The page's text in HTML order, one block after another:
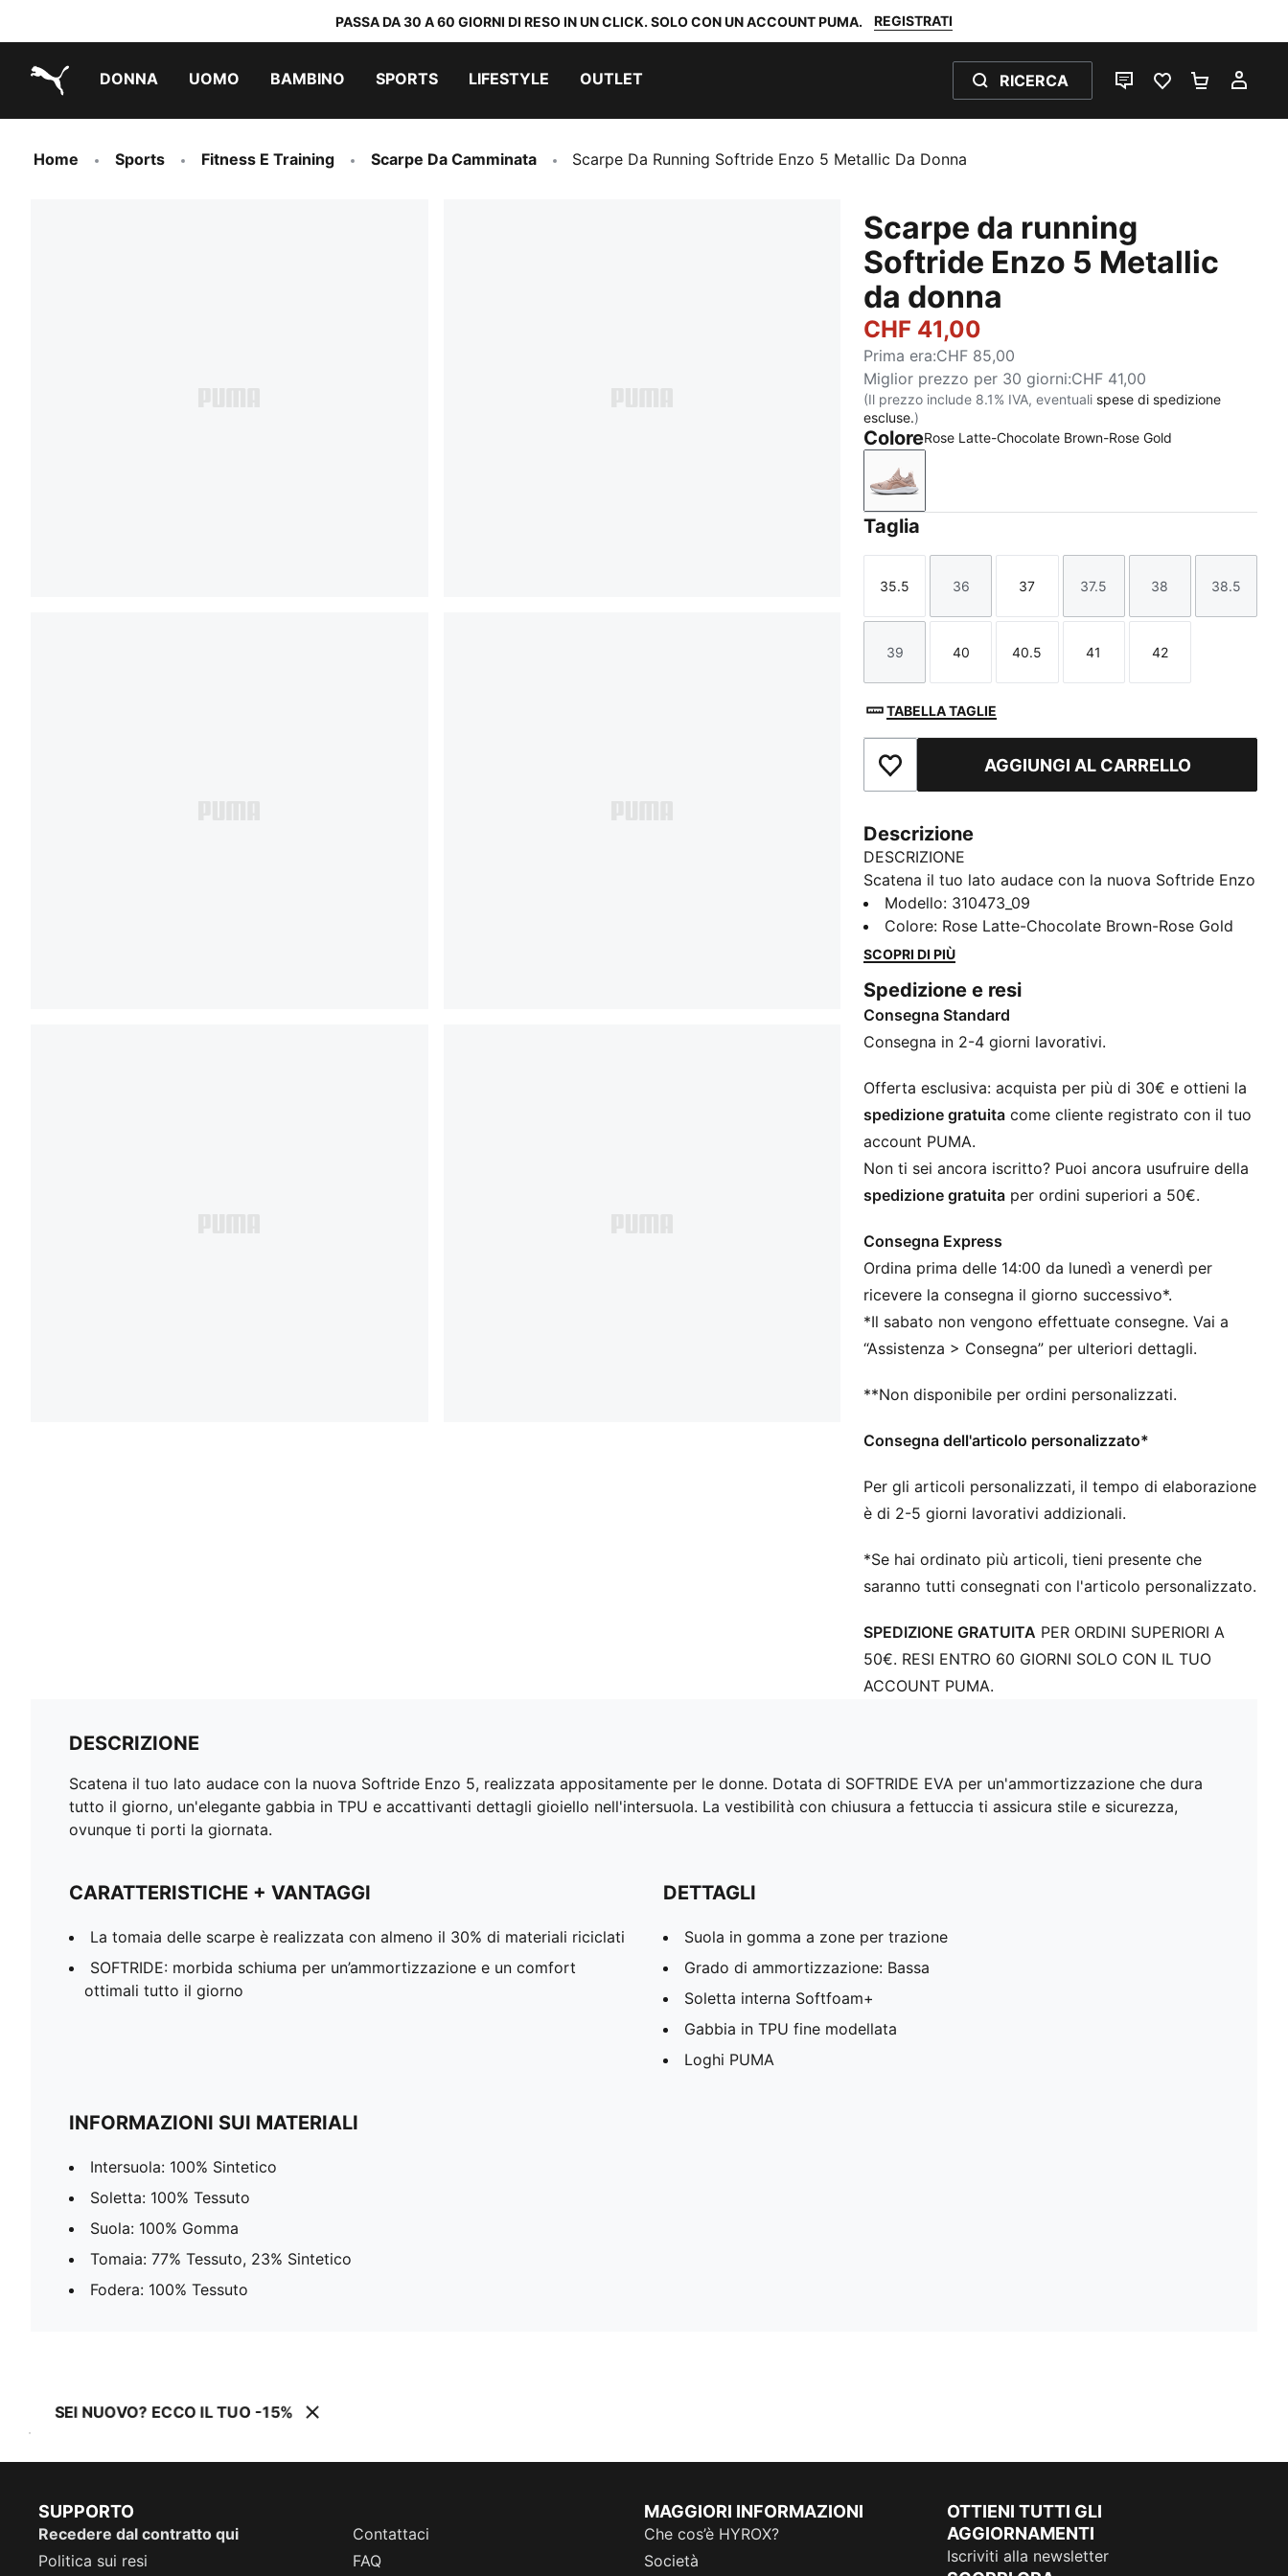
PASSA DA 30 A 60 GIORNI DI RESO IN UN CLICK. SOLO CON UN ACCOUNT PUMA. REGISTRATI
DONNA UOMO BAMBINO SPORTS LIFESTYLE OUTLET RICERCA
CHAT PREFERITI 0
Home Sports Fitness E Training Scarpe Da Camminata Scarpe Da Running Softride Enzo 5 Metallic Da Donna
Scarpe da running
Softride Enzo 5 Metallic
da donna
CHF 41,00
Prima era:CHF 85,00
Miglior prezzo per 30 giorni:CHF 41,00
(Il prezzo include 8.1% IVA, eventuali spese di spedizione
escluse.)
ColoreRose Latte-Chocolate Brown-Rose Gold
Rose Latte-Chocolate Brown-Rose Gold
Taglia
Taglia
35.5
Taglia
36
Taglia
37
Taglia
37.5
Taglia
38
Taglia
38.5
Taglia
39
Taglia
40
Taglia
40.5
Taglia
41
Taglia
42
TABELLA TAGLIE
Aggiungi ai PreferitiAGGIUNGI AL CARRELLO
Descrizione
DESCRIZIONE
Scatena il tuo lato audace con la nuova Softride Enzo
5, realizzata appositamente per le donne. Dotata di
SOFTRIDE EVA per un'ammortizzazione che dura
tutto il giorno, un'elegante gabbia in TPU e
vestibilità con chiusura a fettuccia ti assicura stile e
sicurezza, ovunque ti porti la giornata.
CARATTERISTICHE + VANTAGGI
di materiali riciclati
SOFTRIDE: morbida schiuma per un’ammortizzazione
e un comfort ottimali tutto il giorno
Suola in gomma a zone per trazione
Grado di ammortizzazione: Bassa
Gabbia in TPU fine modellata
Loghi PUMA
Modello: 310473_09
Colore: Rose Latte-Chocolate Brown-Rose Gold
SCOPRI DI PIÙ
Spedizione e resi
Consegna Standard
Consegna in 2-4 giorni lavorativi.
Offerta esclusiva: acquista per più di 30€ e ottieni la
spedizione gratuita come cliente registrato con il tuo
account PUMA.
Non ti sei ancora iscritto? Puoi ancora usufruire della
spedizione gratuita per ordini superiori a 50€.
Consegna Express
Ordina prima delle 14:00 da lunedì a venerdì per
ricevere la consegna il giorno successivo*.
*Il sabato non vengono effettuate consegne. Vai a
“Assistenza > Consegna” per ulteriori dettagli.
**Non disponibile per ordini personalizzati.
Consegna dell'articolo personalizzato*
Per gli articoli personalizzati, il tempo di elaborazione
è di 2-5 giorni lavorativi addizionali.
*Se hai ordinato più articoli, tieni presente che
saranno tutti consegnati con l'articolo personalizzato.
SPEDIZIONE GRATUITA PER ORDINI SUPERIORI A
50€. RESI ENTRO 60 GIORNI SOLO CON IL TUO
ACCOUNT PUMA.
DESCRIZIONE
Scatena il tuo lato audace con la nuova Softride Enzo 5, realizzata appositamente per le donne. Dotata di SOFTRIDE EVA per un'ammortizzazione che dura
tutto il giorno, un'elegante gabbia in TPU e accattivanti dettagli gioiello nell'intersuola. La vestibilità con chiusura a fettuccia ti assicura stile e sicurezza,
ovunque ti porti la giornata.
CARATTERISTICHE + VANTAGGI
La tomaia delle scarpe è realizzata con almeno il 30% di materiali riciclati
SOFTRIDE: morbida schiuma per un’ammortizzazione e un comfort
ottimali tutto il giorno
DETTAGLI
Suola in gomma a zone per trazione
Grado di ammortizzazione: Bassa
Soletta interna Softfoam+
Gabbia in TPU fine modellata
Loghi PUMA
INFORMAZIONI SUI MATERIALI
Intersuola: 100% Sintetico
Soletta: 100% Tessuto
Suola: 100% Gomma
Tomaia: 77% Tessuto, 23% Sintetico
Fodera: 100% Tessuto
SEI NUOVO? ECCO IL TUO -15%
SUPPORTO
Recedere dal contratto qui
Contattaci
Politica sui resi
FAQ
MAGGIORI INFORMAZIONI
Che cos’è HYROX?
Società
OTTIENI TUTTI GLI
AGGIORNAMENTI
Iscriviti alla newsletter